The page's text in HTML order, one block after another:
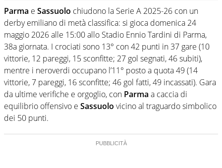
appassionato su tutto il mondo dello sport. Calcio,
calciomercato, F1, Motomondiale ma anche tennis,
volley, basket: su Virgilio Sport i tifosi e gli appassionati
sanno che troveranno sempre copertura completa e
zero faziosità. La squadra di Virgilio Sport è formata da
giornalisti ed esperti di sport abili sia nel gioco di
rimessa quando intercettano le notizie e le rilanciano
verso la rete, sia nella costruzione dal basso quando
creano contenuti 100% originali ed esclusivi.
Parma e Sassuolo chiudono la Serie A 2025-26 con un
derby emiliano di metà classifica: si gioca domenica 24
maggio 2026 alle 15:00 allo Stadio Ennio Tardini di Parma,
38a giornata. I crociati sono 13° con 42 punti in 37 gare (10
vittorie, 12 pareggi, 15 sconfitte; 27 gol segnati, 46 subiti),
mentre i neroverdi occupano l’11° posto a quota 49 (14
vittorie, 7 pareggi, 16 sconfitte; 46 gol fatti, 49 incassati). Gara
da ultime verifiche e orgoglio, con Parma a caccia di
equilibrio offensivo e Sassuolo vicino al traguardo simbolico
dei 50 punti.